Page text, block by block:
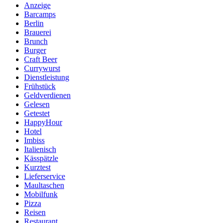
Anzeige
Barcamps
Berlin
Brauerei
Brunch
Burger
Craft Beer
Currywurst
Dienstleistung
Frühstück
Geldverdienen
Gelesen
Getestet
HappyHour
Hotel
Imbiss
Italienisch
Kässpätzle
Kurztest
Lieferservice
Maultaschen
Mobilfunk
Pizza
Reisen
Restaurant